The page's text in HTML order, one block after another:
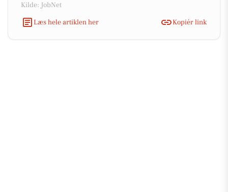
Kilde: JobNet
Læs hele artiklen her
Kopiér link